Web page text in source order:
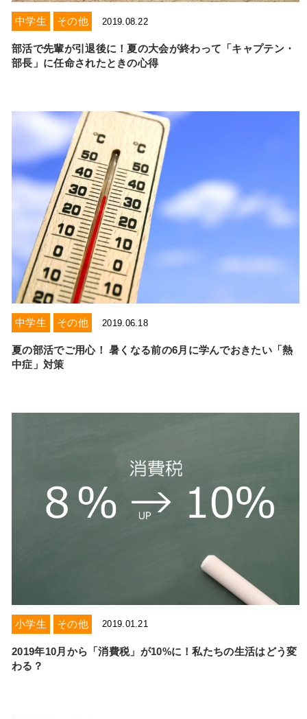
中学生 その他 2019.08.22
部活で先輩が引退後に！夏の大会が終わって「キャプテン・
部長」に任命されたときの心得
中学生 その他 2019.06.18
夏の部活でご用心！ 暑くなる前の6月に学んでおきたい「熱
中症」対策
小学生 その他 2019.01.21
2019年10月から「消費税」が10%に！私たちの生活はどう変
わる？